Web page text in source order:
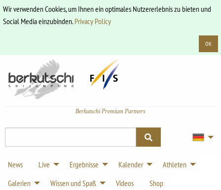
Wir verwenden Cookies, um Ihnen ein optimales Nutzererlebnis zu bieten und
Social Media einzubinden.Privacy Policy
OK
Berkutschi Premium Partners
News Live Ergebnisse Kalender
Athleten
Galerien
Wissen und Spaß Videos
Shop